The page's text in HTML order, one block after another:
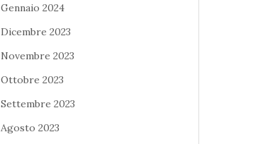
Gennaio 2024
Dicembre 2023
Novembre 2023
Ottobre 2023
Settembre 2023
Agosto 2023